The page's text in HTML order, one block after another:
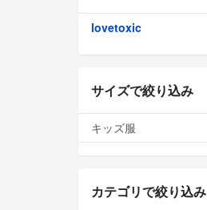
lovetoxic
サイズで絞り込み
キッズ服
カテゴリで絞り込み